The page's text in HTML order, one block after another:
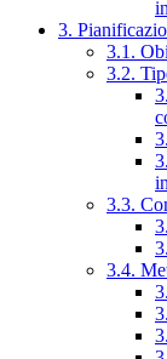
3.
3.1.
3.2.
3.3.
3.4.